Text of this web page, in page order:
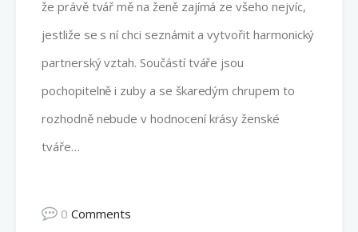
že právě tvář mě na ženě zajímá ze všeho nejvíc,
jestliže se s ní chci seznámit a vytvořit harmonický
partnerský vztah. Součástí tváře jsou
pochopitelně i zuby a se škaredým chrupem to
rozhodně nebude v hodnocení krásy ženské
tváře…
0 Comments